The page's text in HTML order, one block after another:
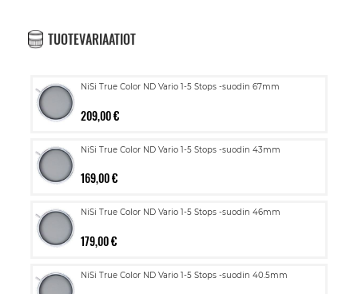
TUOTEVARIAATIOT
NiSi True Color ND Vario 1-5 Stops -suodin 67mm
209,00 €
NiSi True Color ND Vario 1-5 Stops -suodin 43mm
169,00 €
NiSi True Color ND Vario 1-5 Stops -suodin 46mm
179,00 €
NiSi True Color ND Vario 1-5 Stops -suodin 40.5mm